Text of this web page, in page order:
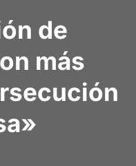
de
más